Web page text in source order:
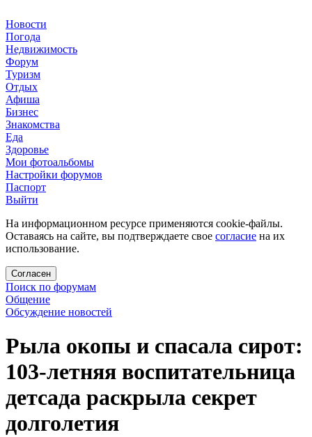
Новости
Погода
Недвижимость
Форум
Туризм
Отдых
Афиша
Бизнес
Знакомства
Еда
Здоровье
Мои фотоальбомы
Настройки форумов
Паспорт
Выйти
На информационном ресурсе применяются cookie-файлы.
Оставаясь на сайте, вы подтверждаете свое согласие на их
использование.
Согласен
Поиск по форумам
Общение
Обсуждение новостей
Рыла окопы и спасала сирот:
103-летняя воспитательница
детсада раскрыла секрет
долголетия